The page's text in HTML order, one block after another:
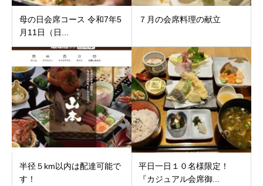
母の日会席コース 令和7年5
月11日（日...
７月の会席料理の献立
半径５km以内は配達可能で
す！
平日一日１０名様限定！
『カジュアル会席御...